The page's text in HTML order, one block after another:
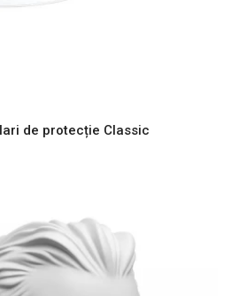
de protecție Classic